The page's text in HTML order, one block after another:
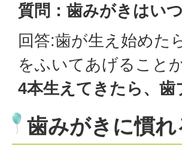
質問：歯みがきはい
回答:歯が生え始めた
をふいてあげること
4本生えてきたら、
歯みがきに慣